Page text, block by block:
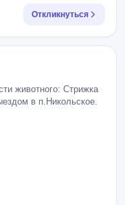
Откликнуться
животного: Стрижка
в п.Никольское.